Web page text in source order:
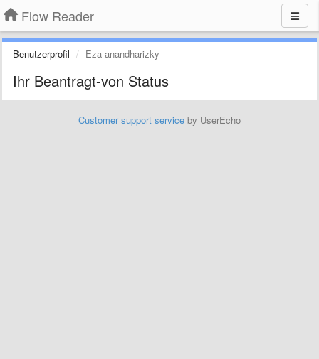
Flow Reader
Benutzerprofil Eza anandharizky
Ihr Beantragt-von Status
Customer support service by UserEcho